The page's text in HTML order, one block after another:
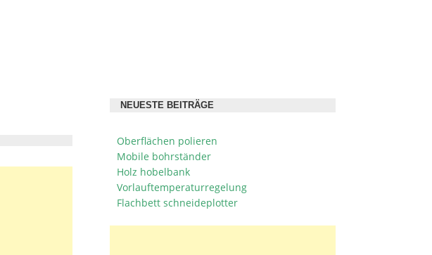
NEUESTE BEITRÄGE
Oberflächen polieren
Mobile bohrständer
Holz hobelbank
Vorlauftemperaturregelung
Flachbett schneideplotter